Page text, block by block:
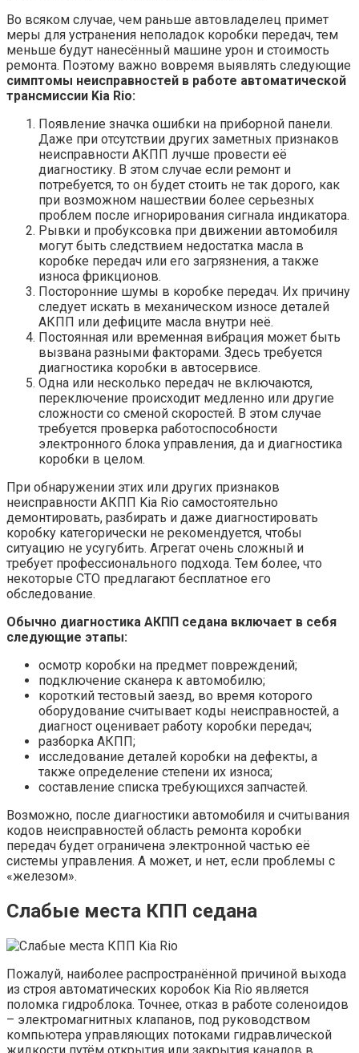
Во всяком случае, чем раньше автовладелец примет
меры для устранения неполадок коробки передач, тем
меньше будут нанесённый машине урон и стоимость
ремонта. Поэтому важно вовремя выявлять следующие
симптомы неисправностей в работе автоматической
трансмиссии Kia Rio:
Появление значка ошибки на приборной панели.
Даже при отсутствии других заметных признаков
неисправности АКПП лучше провести её
диагностику. В этом случае если ремонт и
потребуется, то он будет стоить не так дорого, как
при возможном нашествии более серьезных
проблем после игнорирования сигнала индикатора.
Рывки и пробуксовка при движении автомобиля
могут быть следствием недостатка масла в
коробке передач или его загрязнения, а также
износа фрикционов.
Посторонние шумы в коробке передач. Их причину
следует искать в механическом износе деталей
АКПП или дефиците масла внутри неё.
Постоянная или временная вибрация может быть
вызвана разными факторами. Здесь требуется
диагностика коробки в автосервисе.
Одна или несколько передач не включаются,
переключение происходит медленно или другие
сложности со сменой скоростей. В этом случае
требуется проверка работоспособности
электронного блока управления, да и диагностика
коробки в целом.
При обнаружении этих или других признаков
неисправности АКПП Kia Rio самостоятельно
демонтировать, разбирать и даже диагностировать
коробку категорически не рекомендуется, чтобы
ситуацию не усугубить. Агрегат очень сложный и
требует профессионального подхода. Тем более, что
некоторые СТО предлагают бесплатное его
обследование.
Обычно диагностика АКПП седана включает в себя
следующие этапы:
осмотр коробки на предмет повреждений;
подключение сканера к автомобилю;
короткий тестовый заезд, во время которого
оборудование считывает коды неисправностей, а
диагност оценивает работу коробки передач;
разборка АКПП;
исследование деталей коробки на дефекты, а
также определение степени их износа;
составление списка требующихся запчастей.
Возможно, после диагностики автомобиля и считывания
кодов неисправностей область ремонта коробки
передач будет ограничена электронной частью её
системы управления. А может, и нет, если проблемы с
«железом».
Слабые места КПП седана
Пожалуй, наиболее распространённой причиной выхода
из строя автоматических коробок Kia Rio является
поломка гидроблока. Точнее, отказ в работе соленоидов
– электромагнитных клапанов, под руководством
компьютера управляющих потоками гидравлической
жидкости путём открытия или закрытия каналов в